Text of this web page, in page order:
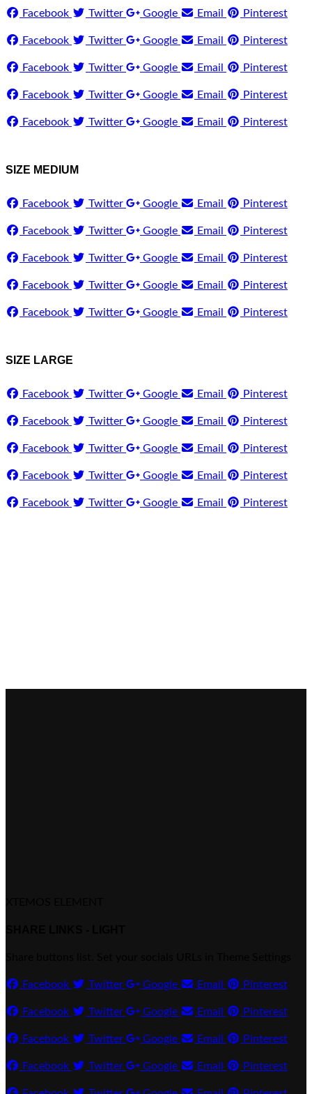
Facebook Twitter Google Email Pinterest
Facebook Twitter Google Email Pinterest
Facebook Twitter Google Email Pinterest
Facebook Twitter Google Email Pinterest
Facebook Twitter Google Email Pinterest
SIZE MEDIUM
Facebook Twitter Google Email Pinterest
Facebook Twitter Google Email Pinterest
Facebook Twitter Google Email Pinterest
Facebook Twitter Google Email Pinterest
Facebook Twitter Google Email Pinterest
SIZE LARGE
Facebook Twitter Google Email Pinterest
Facebook Twitter Google Email Pinterest
Facebook Twitter Google Email Pinterest
Facebook Twitter Google Email Pinterest
Facebook Twitter Google Email Pinterest
Facebook Twitter Google Email Pinterest
Facebook Twitter Google Email Pinterest
Facebook Twitter Google Email Pinterest
Facebook Twitter Google Email Pinterest